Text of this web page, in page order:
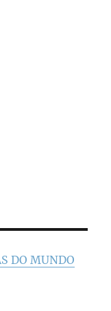
DO MUNDO